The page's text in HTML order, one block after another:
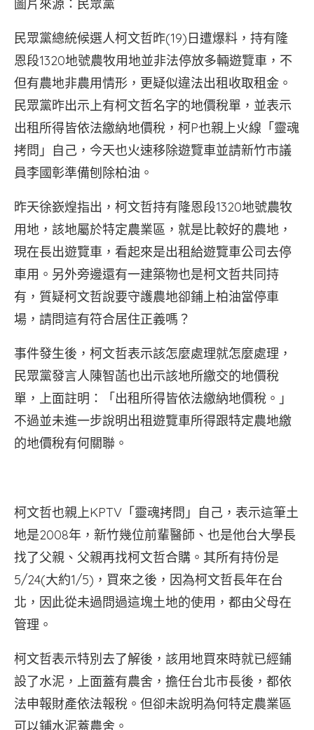
圖片來源：民眾黨
民眾黨總統候選人柯文哲昨(19)日遭爆料，持有隆
恩段1320地號農牧用地並非法停放多輛遊覽車，不
但有農地非農用情形，更疑似違法出租收取租金。
民眾黨昨出示上有柯文哲名字的地價稅單，並表示
出租所得皆依法繳納地價稅，柯P也親上火線「靈魂
拷問」自己，今天也火速移除遊覽車並請新竹市議
員李國彰準備刨除柏油。
昨天徐嶔煌指出，柯文哲持有隆恩段1320地號農牧
用地，該地屬於特定農業區，就是比較好的農地，
現在長出遊覽車，看起來是出租給遊覽車公司去停
車用。另外旁邊還有一建築物也是柯文哲共同持
有，質疑柯文哲說要守護農地卻鋪上柏油當停車
場，請問這有符合居住正義嗎？
事件發生後，柯文哲表示該怎麼處理就怎麼處理，
民眾黨發言人陳智菡也出示該地所繳交的地價稅
單，上面註明：「出租所得皆依法繳納地價稅。」
不過並未進一步說明出租遊覽車所得跟特定農地繳
的地價稅有何關聯。
柯文哲也親上KPTV「靈魂拷問」自己，表示這筆土
地是2008年，新竹幾位前輩醫師、也是他台大學長
找了父親、父親再找柯文哲合購。其所有持份是
5/24(大約1/5)，買來之後，因為柯文哲長年在台
北，因此從未過問過這塊土地的使用，都由父母在
管理。
柯文哲表示特別去了解後，該用地買來時就已經鋪
設了水泥，上面蓋有農舍，擔任台北市長後，都依
法申報財產依法報稅。但卻未說明為何特定農業區
可以鋪水泥蓋農舍。